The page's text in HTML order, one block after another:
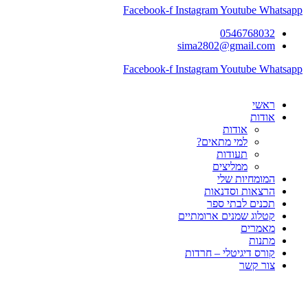
Facebook-f InstagramYoutube Whatsapp
0546768032
sima2802@gmail.com
Facebook-f InstagramYoutube Whatsapp
ראשי
אודות
אודות
למי מתאים?
תעודות
ממליצים
המומחיות שלי
הרצאות וסדנאות
תכנים לבתי ספר
קטלוג שמנים ארומתיים
מאמרים
מתנות
קורס דיגיטלי – חרדות
צור קשר